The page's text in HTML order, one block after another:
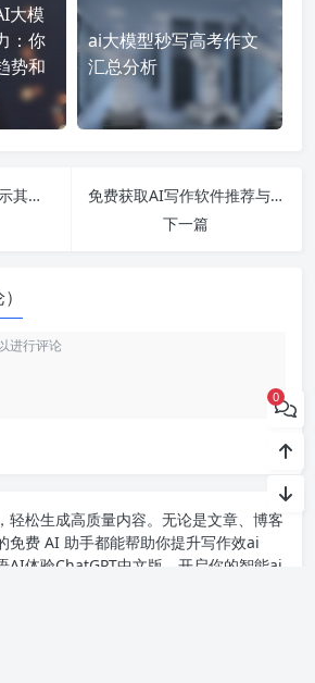
大模
：你
势和
ai大模型秒写高考作文
汇总分析
AI大模型是什么？揭示其发展现状、技术挑战与未来机遇分析！
免费获取AI写作软件推荐与实用指南，让写作变得轻松有趣，带你踏上智能写作的新征程！
下一篇
轻松生成高质量内容。无论是文章、博客
免费 AI 助手都能帮助你提升写作效ai
AI体验ChatGPT中文版 ，开启你的智能ai
0